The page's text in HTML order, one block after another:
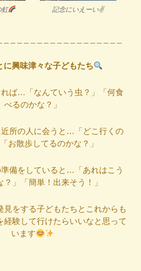
虹 記念にいえーい✌️
に興味津々な子どもたち
ば…「なんていう虫？」「何食
べるのかな？」
近所の人に会うと…「どこ行くの
お散歩してるのかな？」
備をしていると…「あれはこう
？」「簡単！出来そう！」
見をする子どもたちとこれからも
経験して行けたらいいなと思って
います